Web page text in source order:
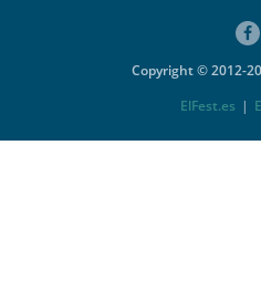
Copyright © 2012-
ElFest.es |